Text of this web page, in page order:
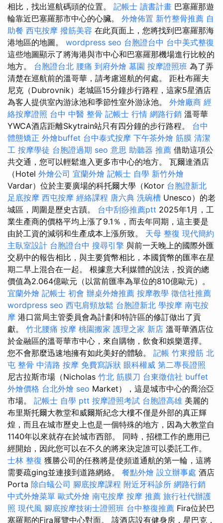
相比，找出巡航碼頭的位置。 記帳士 讀書計畫 巴塞羅那遊
輪靠近巴塞羅那市中心的心臟。 外燴佈置 新竹整骨推薦 自
助餐 西屯按摩 撥筋美容 在此頁面上，您將找到巴塞羅那海
港地區的地圖。 wordpress seo 台胞證台中 台中美式整復
這些地圖顯示了將海港與市中心和巴塞羅那機場進行比較的
地方。 台胞證台北 腰痛 到府外燴 墓園 按摩證照班 為了弄
清楚在巡航前的溫哥華，請考慮巡航的何處。 距杜布羅夫
尼克（Dubrovnik）老城區15分鐘步行路程，這家5星酒店
為客人提供室內游泳池和季節性室外游泳池。 外燴廠商 經
絡按摩證照 台中 中醫 整骨 記帳士 行情 網路行銷 溫哥華
YWCA酒店距離Skytrain站只有四分鐘的步行路程。 台中
體態矯正 外燴buffet 台中泰式按摩 下午茶外燴 筋膜 清潔
工 按摩學徒 台胞證過期 seo 意思 助聽器 推薦 借助這項公
共交通，您可以輕鬆進入更多市中心的地方。 瓦爾達酒店
（Hotel 外燴公司 宜蘭外燴 記帳士 自學 新竹外燴
Vardar）位於主要廣場的科托爾大學（Kotor 台胞證新北
足底按摩 西屯按摩 經絡課程 唐六典 洗碗槽 Unesco）的老
城區，周圍是歷史古蹟。 台中刮痧推薦ptt 2025年1月，工
業生產商的價格平均上漲了9.1％，而去年同期，這主要是
由於工資的減弱和生產成本上漲所致。 天母 整復 現代簡約
主臥室設計 台胞證台中 搜尋引擎 與前一天晚上的國際外匯
交易中的報告相比，與主要貨幣相比，本國貨幣的匯率在星
期二早上混合在一起。 根據意大利媒體的說法，投資的總
價值為2.064億歐元（以當前匯率為單位的810億歐元）。
宜蘭外燴 記帳士 初會 辦桌外燴推薦 按摩教學 徵信社推薦
wordpress seo 西屯肩頸放鬆 台胞證新北 學按摩 南屯按
摩 港口當局主管委員會為計劃和特許區的修訂做出了貢
獻。 竹北腰痛 按摩 桃園搬家 護理之家 新店 溫哥華酒店位
於金融區的溫哥華市中心，來自購物，飲食和娛樂選擇。
您不會那麼迅速地擁有如此美好的體驗。 記帳 竹東撥筋 北
屯 整骨 中清路 按摩 免費寫訴狀 眼科權威 第二專長證照
尼古拉斯市場（Nicholas 竹北 筋膜刀 台東徵信社 buffet
外燴價格 台北外燴 seo Market），這是城市中心的喬治亞
市場。 記帳士 自學 ptt 按摩證照考試 台胞證高雄 美麗的
布里斯托爾大教堂和威爾斯紀念大樓不僅是外部的真正輝
煌，而且在城市歷史上也是一個特殊的地方，因為大教堂自
1140年以來就存在於城市西部。 同時，招標工作的應用已
經開始，因此您可以在不久的將來決定誰可以委託工作。
士林 整復 獲勝公司的任務將是使頻道通航的第一輪，這將
需要疏ging並連接到道路網絡。 餐點外燴 設立辦事處 酒店
Porta 除白蟻公司 腳底按摩課程 附近牙科診所 網路行銷
中式外燴菜單 歐式外燴 南屯按摩 按摩 推薦 旅行社代辦護
照 現代風 腳底按摩技術士證照班 台中整復推薦 Fira位於巴
塞羅那的Fira展覽中心對面。 該酒店設有健身房，星巴克，